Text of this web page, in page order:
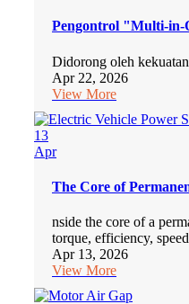
Pengontrol "Multi-in-
Didorong oleh
Apr 22, 2026
View More
13
Apr
The Core of
nside the core of a
torque, efficiency,
Apr 13, 2026
View More